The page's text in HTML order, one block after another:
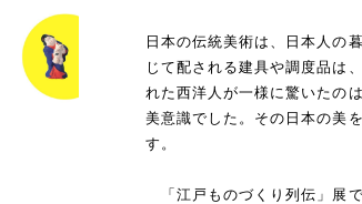
日本の伝統美術は、日本人の
じて配される建具や調度品は
れた西洋人が一様に驚いたの
美意識でした。その日本の美
す。
「江戸ものづくり列伝」展